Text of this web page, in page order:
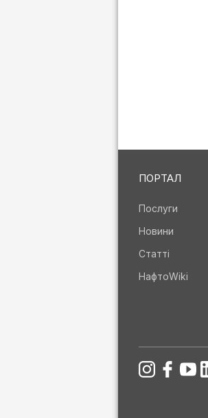
ПОРТАЛ
Послуги
Новини
Статті
НафтоWiki